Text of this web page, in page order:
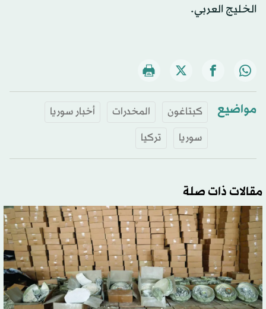
الخليج العربي.
مواضيع كبتاغون المخدرات
أخبار سوريا
سوريا
تركيا
مقالات ذات صلة